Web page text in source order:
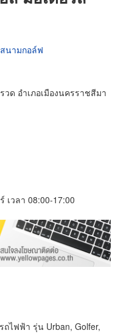
นามกอล์ฟ
ด อำเภอเมืองนครราชสีมา
เวลา 08:00-17:00
ไฟฟ้า รุ่น Urban, Golfer,